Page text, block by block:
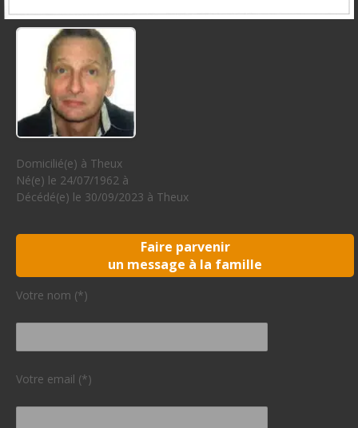
Domicilié(e) à Theux
Né(e) le 24/07/1962 à
Décédé(e) le 30/09/2023 à Theux
Faire parvenir
un message à la famille
Votre nom (*)
Votre email (*)